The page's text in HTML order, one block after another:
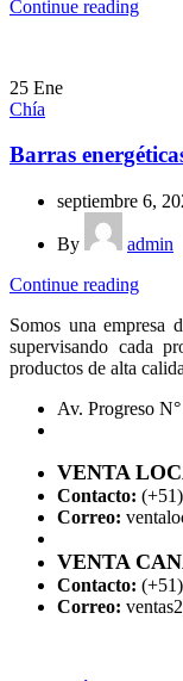
Continue reading
25 Ene
Chía
Barras
septiembre 6,
By
admin
Continue reading
Somos una empresa
supervisando cada
productos de alta
Av. Progreso
VENTA
Contacto:
Correo:
VENTA
Contacto:
Correo: